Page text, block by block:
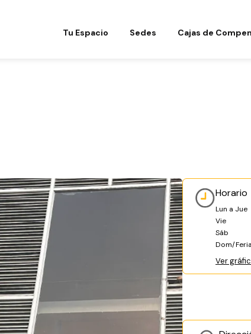
Tu Espacio Sedes Cajas de
Horario
Lun a Jue
Vie
Sáb
Dom/
Ver